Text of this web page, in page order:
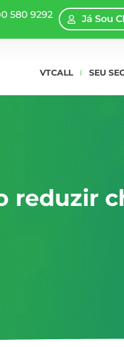
580 9292 Já Sou
VTCALL SEU
reduzir